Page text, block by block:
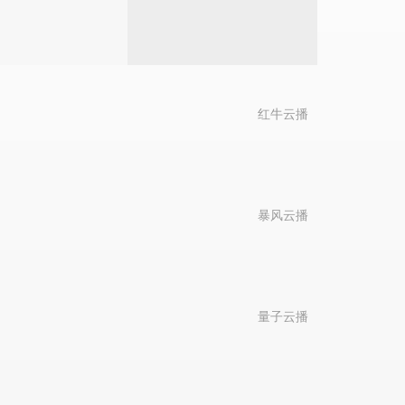
红牛云播
暴风云播
量子云播